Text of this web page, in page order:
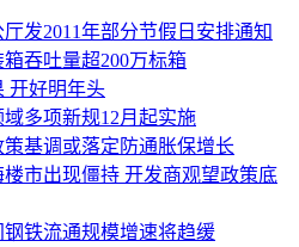
厅发2011年部分节假日安排通知
吞吐量超200万标箱
开好明年头
多项新规12月起实施
策基调或落定防通胀保增长
市出现僵持 开发商观望政策底
铁流通规模增速将趋缓